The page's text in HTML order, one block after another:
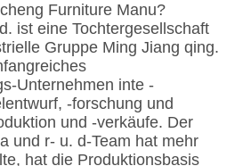
Hoher Densily-Schaum.
Leder-/echtes
Leder-/Microfiber-Leder-
CA117 Standard oder
BS5852 Standardire des
Gewebe-/PU beständig
Edelstahl #201 #304 #316,
Furniture Manu?
ist eine Tochtergesellschaft
Gruppe Ming Jiang qing.
Unternehmen inte -
-forschung und
und -verkäufe. Der
und r- u. d-Team hat mehr
hat die Produktionsbasis